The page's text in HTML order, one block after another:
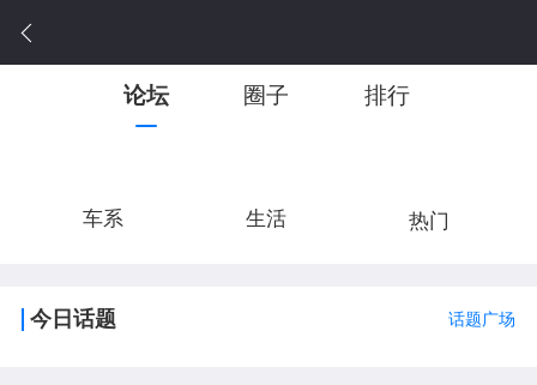
论坛 圈子 排行
车系 生活 热门
今日话题 话题广场